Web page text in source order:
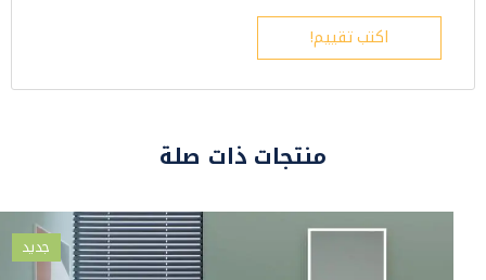
اكتب تقييم!
منتجات ذات صلة
جديد